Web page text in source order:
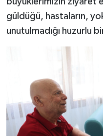
güldüğü, hastaların,
unutulmadığı huzurlu